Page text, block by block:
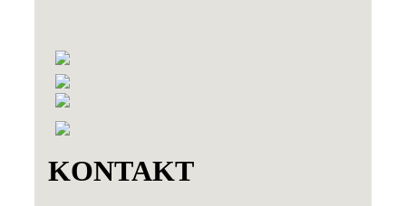
KONTAKT